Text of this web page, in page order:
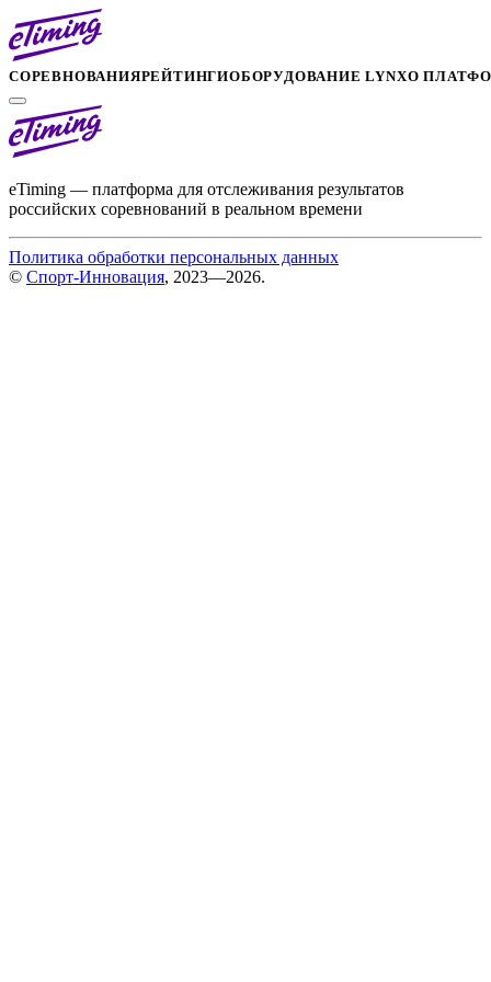
СОРЕВНОВАНИЯРЕЙТИНГИОБОРУДОВАНИЕ LYNXО
eTiming — платформа для отслеживания результатов
российских соревнований в реальном времени
Политика обработки персональных данных
© Спорт-Инновация, 2023—2026.